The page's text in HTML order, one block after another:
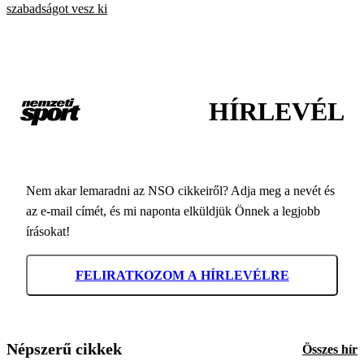
szabadságot vesz ki
HÍRLEVÉL
Nem akar lemaradni az NSO cikkeiről? Adja meg a nevét és
az e-mail címét, és mi naponta elküldjük Önnek a legjobb
írásokat!
FELIRATKOZOM A HÍRLEVÉLRE
Népszerű cikkek Összes hír